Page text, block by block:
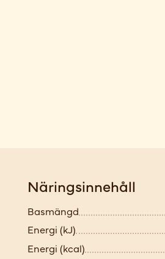
Näringsinnehåll
Basmängd
Energi (kJ)
Energi (kcal)